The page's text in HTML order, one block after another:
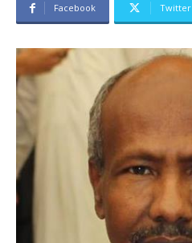
Facebook Twitter